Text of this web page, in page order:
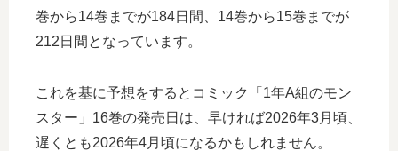
巻から14巻までが184日間、14巻から15巻までが
212日間となっています。
これを基に予想をするとコミック「1年A組のモン
スター」16巻の発売日は、早ければ2026年3月頃、
遅くとも2026年4月頃になるかもしれません。